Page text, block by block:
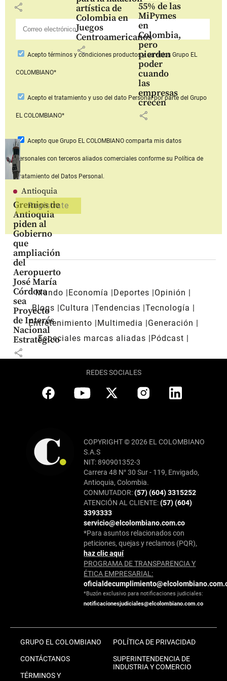
share
artística de
Colombia en
Juegos
Centroamericanos
share
55% de las
MiPymes
en
Colombia,
pero
pierden
poder
cuando
las
empresas
crecen
share
Antioquia
Gremios de
Antioquia
piden al
Gobierno
que
ampliación
del
Aeropuerto
José María
Córdova
sea
Proyecto
de Interés
Nacional
Estratégico
share
Aceptotérminos y condiciones productos y serviciosGrupo EL
COLOMBIANO*
Acepto el tratamiento y uso del dato Personalpor parte del Grupo
EL COLOMBIANO*
Acepto que Grupo EL COLOMBIANOcomparta mis datos
personales con terceros aliados comerciales conforme su Política de
Tratamiento del Datos Personal.
Mundo Economía Deportes
Opinión
Blogs
Cultura Tendencias Tecnología
Entretenimiento
Multimedia
Generación
Especiales marcas aliadas
Pódcast
REDES SOCIALES
COPYRIGHT © 2026 EL COLOMBIANO
S.A.S
NIT: 890901352-3
Carrera 48 N° 30 Sur - 119, Envigado,
Antioquia, Colombia.
CONMUTADOR:(57) (604) 3315252
ATENCIÓN AL CLIENTE:(57) (604)
3393333
servicio@elcolombiano.com.co
*Para asuntos relacionados con
peticiones, quejas y reclamos (PQR),
haz clic aquí
PROGRAMA DE TRANSPARENCIA Y
ÉTICA EMPRESARIAL:
*Buzón exclusivo para notificaciones judiciales:
notificacionesjudiciales@elcolombiano.com.co
GRUPO EL COLOMBIANO
CONTÁCTANOS
TÉRMINOS Y
POLÍTICA DE PRIVACIDAD
SUPERINTENDENCIA DE
INDUSTRIA Y COMERCIO